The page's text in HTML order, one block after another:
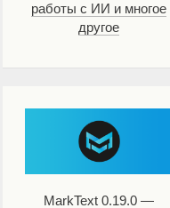
работы с ИИ и многое
другое
MarkText 0.19.0 —